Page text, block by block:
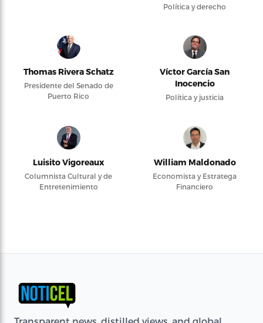
Política y derecho
Thomas Rivera Schatz
Presidente del Senado de
Puerto Rico
Víctor García San
Inocencio
Política y justicia
Luisito Vigoreaux
Columnista Cultural y de
Entretenimiento
William Maldonado
Economista y Estratega
Financiero
Transparent news, distilled views, and global